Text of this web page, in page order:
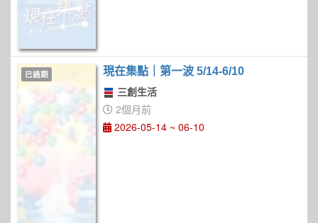
已過期 現在集點｜第一波 5/14-6/10
三創生活
2個月前
2026-05-14 ~ 06-10